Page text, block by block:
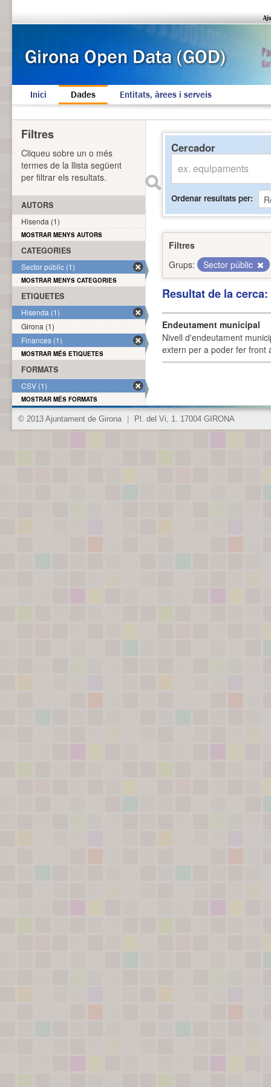
Inici Dades Entitats, àrees i serveis
Cercador
Ordenar resultats per
Filtres
Grups:
Sector públic
Resultat de la
Endeutament municipal
Nivell d'endeutament
extern per a poder fer front
Filtres
Cliqueu sobre un o més
termes de la llista següent
per filtrar els resultats.
AUTORS
Hisenda (1)
MOSTRAR MENYS AUTORS
CATEGORIES
Sector públic (1)
MOSTRAR MENYS CATEGORIES
ETIQUETES
Hisenda (1)
Girona (1)
Finances (1)
MOSTRAR MÉS ETIQUETES
FORMATS
CSV (1)
MOSTRAR MÉS FORMATS
© 2013 Ajuntament de Girona Pl. del Vi, 1. 17004 GIRONA